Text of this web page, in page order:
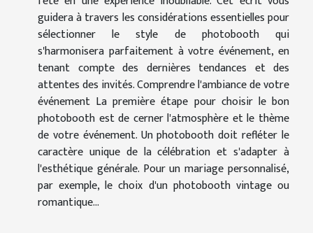
guidera à travers les considérations essentielles pour
sélectionner le style de photobooth qui
s'harmonisera parfaitement à votre événement, en
tenant compte des dernières tendances et des
attentes des invités. Comprendre l'ambiance de votre
événement La première étape pour choisir le bon
photobooth est de cerner l'atmosphère et le thème
de votre événement. Un photobooth doit refléter le
caractère unique de la célébration et s'adapter à
l'esthétique générale. Pour un mariage personnalisé,
par exemple, le choix d'un photobooth vintage ou
romantique...